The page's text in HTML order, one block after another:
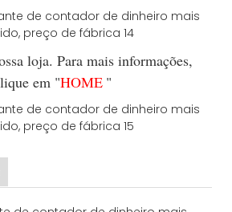
loja. Para mais informações,
em "HOME "